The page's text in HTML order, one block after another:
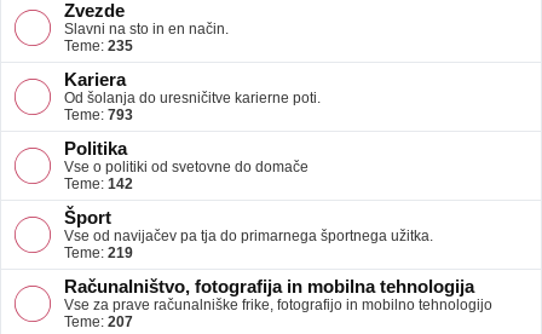
Zvezde
Slavni na sto in en način.
Teme: 235
Kariera
Od šolanja do uresničitve karierne poti.
Teme: 793
Politika
Vse o politiki od svetovne do domače
Teme: 142
Šport
Vse od navijačev pa tja do primarnega športnega užitka.
Teme: 219
Računalništvo, fotografija in mobilna tehnologija
Vse za prave računalniške frike, fotografijo in mobilno tehnologijo
Teme: 207